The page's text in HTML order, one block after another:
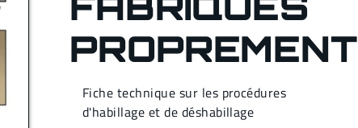
PROPREMENT
Fiche technique sur les procédures
d'habillage et de déshabillage